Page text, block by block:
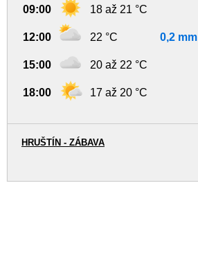
09:00 18 až 21 °C
12:00 22 °C 0,2 mm
15:00 20 až 22 °C
18:00 17 až 20 °C
HRUŠTÍN - ZÁBAVA